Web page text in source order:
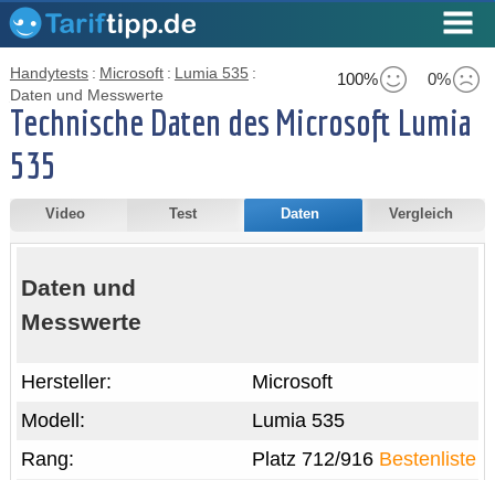
100% 0%
Handytests : Microsoft : Lumia 535 :
Daten und Messwerte
Technische Daten des Microsoft Lumia
535
Video Test Daten Vergleich
Daten und
Messwerte
Microsoft
Hersteller:
Lumia 535
Modell:
Platz 712/916 Bestenliste
Rang: